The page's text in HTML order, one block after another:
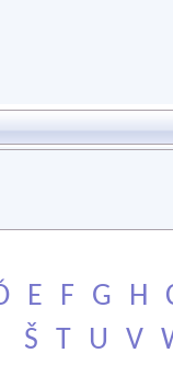
E F G H
Š
T U V